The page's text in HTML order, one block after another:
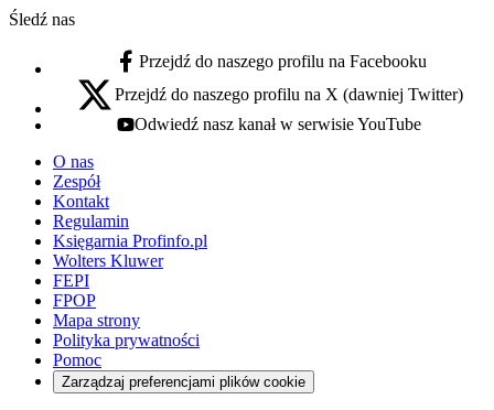
Śledź nas
facebook - otwiera się w nowej karcie
Przejdź do naszego profilu na Facebooku
x - otwiera się w nowej karcie
Przejdź do naszego profilu na X (dawniej Twitter)
youtube - otwiera się w nowej karcie
Odwiedź nasz kanał w serwisie YouTube
O nas
Zespół
Kontakt
Regulamin
Księgarnia Profinfo.pl
Wolters Kluwer
FEPI
FPOP
Mapa strony
Polityka prywatności
Pomoc
Zarządzaj preferencjami plików cookie